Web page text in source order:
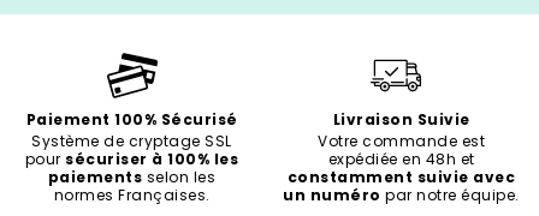
Paiement 100% Sécurisé
Système de cryptage SSL
pour sécuriser à 100% les
paiements selon les
normes Françaises.
Livraison Suivie
Votre commande est
expédiée en 48h et
constamment suivie avec
un numéro par notre équipe.